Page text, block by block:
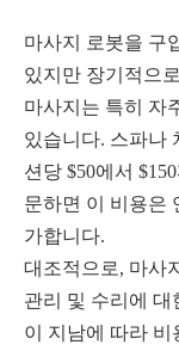
마사지 로봇을 구
있지만 장기적으
마사지는 특히 자
있습니다. 스파나
션당 $50에서
문하면 이 비용은
가합니다.
대조적으로, 마사
관리 및 수리에
이 지남에 따라 비